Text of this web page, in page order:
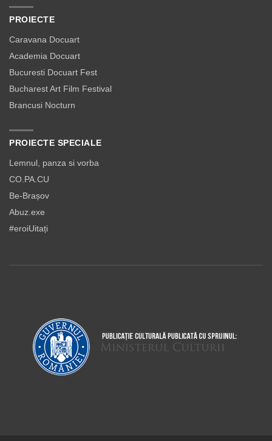
PROIECTE
Caravana Docuart
Academia Docuart
Bucuresti Docuart Fest
Bucharest Art Film Festival
Brancusi Nocturn
PROIECTE SPECIALE
Lemnul, panza si vorba
CO.PA.CU
Be-Brașov
Abuz.exe
#eroiUitați